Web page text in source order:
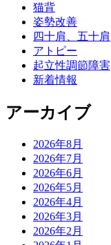
猫背
姿勢改善
四十肩、五十肩
アトピー
起立性調節障害
新着情報
アーカイブ
2026年8月
2026年7月
2026年6月
2026年5月
2026年4月
2026年3月
2026年2月